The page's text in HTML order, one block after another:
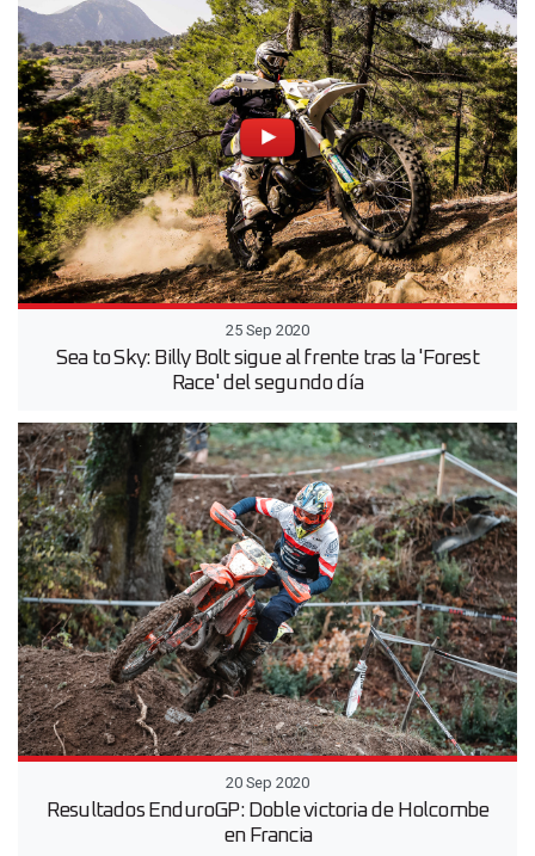
25 Sep 2020
Sea to Sky: Billy Bolt sigue al frente tras la 'Forest
Race' del segundo día
20 Sep 2020
Resultados EnduroGP: Doble victoria de Holcombe
en Francia